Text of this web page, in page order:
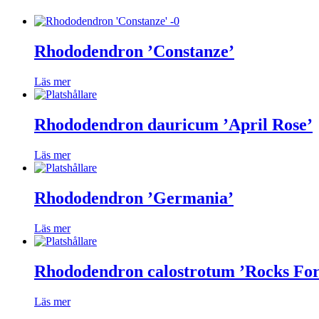
Rhododendron ’Constanze’
Läs mer
Rhododendron dauricum ’April Rose’
Läs mer
Rhododendron ’Germania’
Läs mer
Rhododendron calostrotum ’Rocks
Läs mer